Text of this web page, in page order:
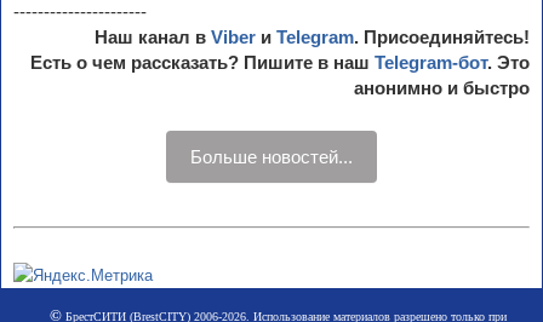
----------------------
Наш канал в Viber и Telegram. Присоединяйтесь!
Есть о чем рассказать? Пишите в наш Telegram-бот. Это
анонимно и быстро
Больше новостей...
©БрестСИТИ (BrestCITY) 2006-2026. Использование материалов разрешено только при